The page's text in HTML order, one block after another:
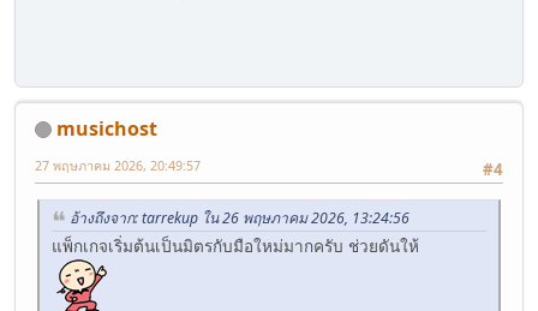
musichost
#4
27 พฤษภาคม 2026, 20:49:57
อ้างถึงจาก: tarrekup ใน 26 พฤษภาคม 2026, 13:24:56
แพ็กเกจเริ่มต้นเป็นมิตรกับมือใหม่มากครับ ช่วยดันให้